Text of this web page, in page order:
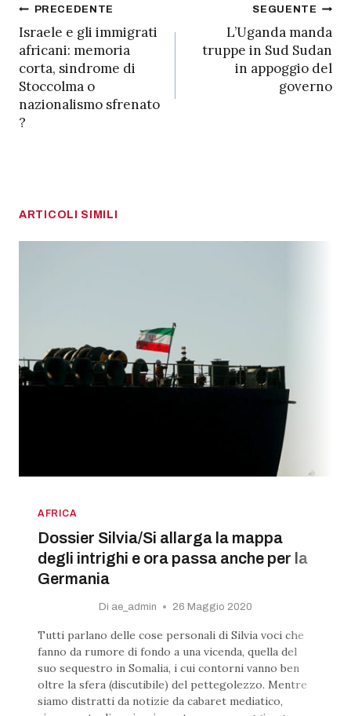
Navigazione
articoli
PRECEDENTE
Israele e gli immigrati
africani: memoria
corta, sindrome di
Stoccolma o
nazionalismo sfrenato
?
SEGUENTE
L’Uganda manda
truppe in Sud Sudan
in appoggio del
governo
ARTICOLI SIMILI
AFRICA
Dossier Silvia/Si allarga la mappa
degli intrighi e ora passa anche per la
Germania
Di ae_admin 26 Maggio 2020
Tutti parlano delle cose personali di Silvia voci che
fanno da rumore di fondo a una vicenda, quella del
suo sequestro in Somalia, i cui contorni vanno ben
oltre la sfera (discutibile) del pettegolezzo. Mentre
siamo distratti da notizie da cabaret mediatico,